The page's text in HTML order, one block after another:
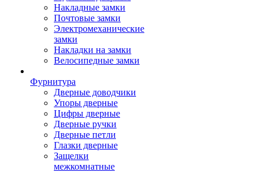
Накладные замки
Почтовые замки
Электромеханические
замки
Накладки на замки
Велосипедные замки
Фурнитура
Дверные доводчики
Упоры дверные
Цифры дверные
Дверные ручки
Дверные петли
Глазки дверные
Защелки
межкомнатные